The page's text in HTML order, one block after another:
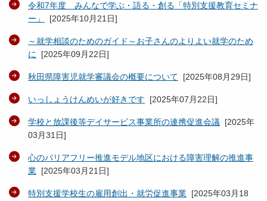
令和7年度 みんなで学ぶ・語る・創る「特別支援教育セミナ
ー」
[2025年10月21日]
～就学相談のためのガイド～お子さんのよりよい就学のため
に
[2025年09月22日]
秋田県障害児就学審議会の概要について [2025年08月29日]
いっしょうけんめいが好きです [2025年07月22日]
学校と放課後等デイサービス事業所の連携促進会議 [2025年
03月31日]
心のバリアフリー推進モデル地区における障害理解の推進事
業 [2025年03月21日]
特別支援学校生の雇用創出・就労促進事業 [2025年03月18